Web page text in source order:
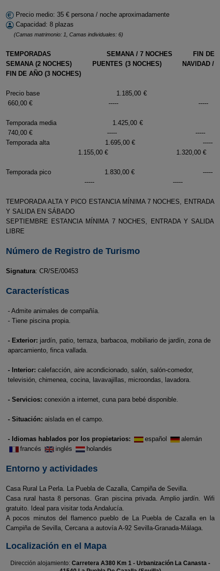
Precio medio: 35 € persona / noche aproximadamente
Capacidad: 8 plazas
(Camas matrimonio: 1, Camas individuales: 6)
TEMPORADAS SEMANA / 7 NOCHES FIN DE
SEMANA (2 NOCHES) PUENTES (3 NOCHES) NAVIDAD /
FIN DE AÑO (3 NOCHES)
Precio base 1.185,00 €
660,00 € ----- -----
Temporada media 1.425,00 €
740,00 € ----- -----
Temporada alta 1.695,00 € -----
1.155,00 € 1.320,00 €
Temporada pico 1.830,00 € -----
----- -----
TEMPORADA ALTA Y PICO ESTANCIA MÍNIMA 7 NOCHES, ENTRADA
Y SALIDA EN SÁBADO
SEPTIEMBRE ESTANCIA MÍNIMA 7 NOCHES, ENTRADA Y SALIDA
LIBRE
Número de Registro de Turismo
Signatura: CR/SE/00453
Características
- Admite animales de compañía.
- Tiene piscina propia.
- Exterior: jardín, patio, terraza, barbacoa, mobiliario de jardín, zona de
aparcamiento, finca vallada.
- Interior: calefacción, aire acondicionado, salón, salón-comedor,
televisión, chimenea, cocina, lavavajillas, microondas, lavadora.
- Servicios: conexión a internet, cuna para bebé disponible.
- Situación: aislada en el campo.
- Idiomas hablados por los propietarios: español
alemán
francés
inglés holandés
Entorno y actividades
Casa Rural La Perla. La Puebla de Cazalla, Campiña de Sevilla.
Casa rural hasta 8 personas. Gran piscina privada. Amplio jardín. Wifi
gratuito. Ideal para visitar toda Andalucía.
A pocos minutos del flamenco pueblo de La Puebla de Cazalla en la
Campiña de Sevilla, Cercana a autovía A-92 Sevilla-Granada-Málaga.
Localización en el Mapa
Dirección alojamiento: Carretera A380 Km 1 - Urbanización La Canasta -